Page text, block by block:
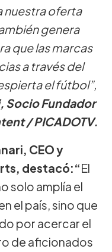
nuestra oferta
genera
que las marcas
a través del
el fútbol”,
Socio Fundador
/ PICADOTV.
CEO y
destacó:“El
solo amplía el
el país, sino que
por acercar el
de aficionados